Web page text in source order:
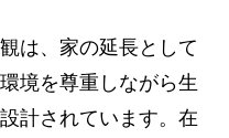
は、家の延長として
境を尊重しながら生
計されています。在